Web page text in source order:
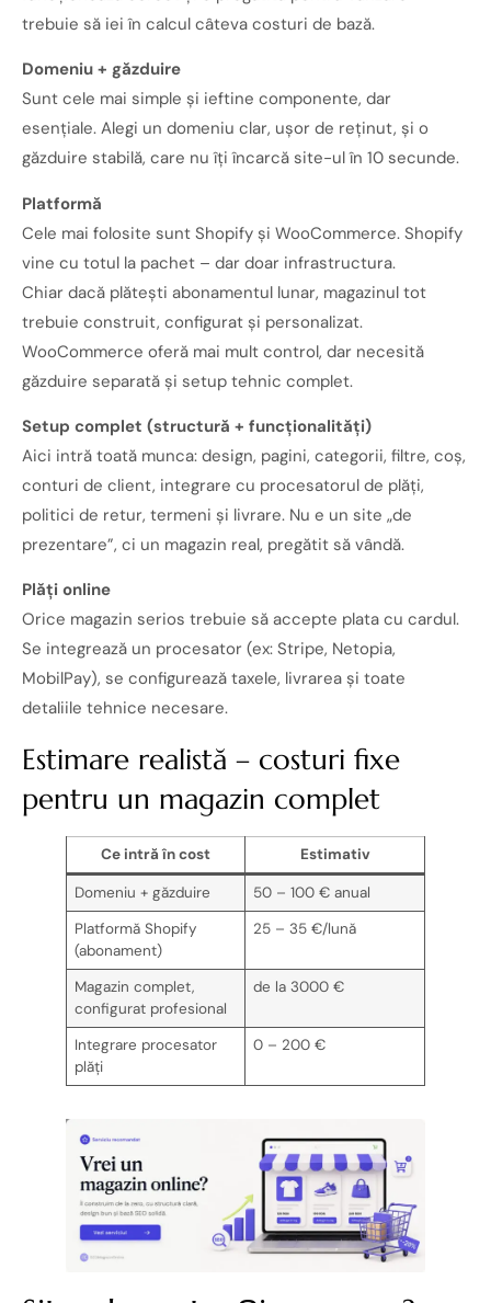
trebuie să iei în calcul câteva costuri de bază.
Domeniu + găzduire
Sunt cele mai simple și ieftine componente, dar
esențiale. Alegi un domeniu clar, ușor de reținut, și o
găzduire stabilă, care nu îți încarcă site-ul în 10 secunde.
Platformă
Cele mai folosite sunt Shopify și WooCommerce. Shopify
vine cu totul la pachet – dar doar infrastructura.
Chiar dacă plătești abonamentul lunar, magazinul tot
trebuie construit, configurat și personalizat.
WooCommerce oferă mai mult control, dar necesită
găzduire separată și setup tehnic complet.
Setup complet (structură + funcționalități)
Aici intră toată munca: design, pagini, categorii, filtre, coș,
conturi de client, integrare cu procesatorul de plăți,
politici de retur, termeni și livrare. Nu e un site „de
prezentare”, ci un magazin real, pregătit să vândă.
Plăți online
Orice magazin serios trebuie să accepte plata cu cardul.
Se integrează un procesator (ex: Stripe, Netopia,
MobilPay), se configurează taxele, livrarea și toate
detaliile tehnice necesare.
Estimare realistă – costuri fixe
pentru un magazin complet
Ce intră în cost Estimativ
Domeniu + găzduire
50 – 100 € anual
Platformă Shopify
(abonament)
25 – 35 €/lună
Magazin complet,
configurat profesional
de la 3000 €
Integrare procesator
plăți
0 – 200 €